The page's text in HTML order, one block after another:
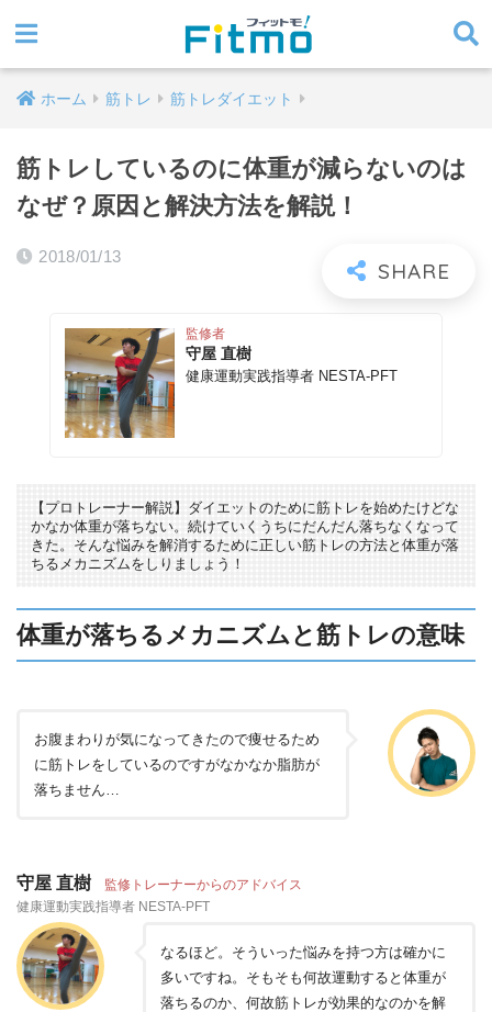
ホーム 筋トレ 筋トレダイエット
筋トレしているのに体重が減らないのは
なぜ？原因と解決方法を解説！
2018/01/13
監修者
守屋 直樹
健康運動実践指導者 NESTA-PFT
【プロトレーナー解説】ダイエットのために筋トレを始めたけどな
かなか体重が落ちない。続けていくうちにだんだん落ちなくなって
きた。そんな悩みを解消するために正しい筋トレの方法と体重が落
ちるメカニズムをしりましょう！
体重が落ちるメカニズムと筋トレの意味
お腹まわりが気になってきたので痩せるため
に筋トレをしているのですがなかなか脂肪が
落ちません…
守屋 直樹 監修トレーナーからのアドバイス
健康運動実践指導者 NESTA-PFT
なるほど。そういった悩みを持つ方は確かに
多いですね。そもそも何故運動すると体重が
落ちるのか、何故筋トレが効果的なのかを解